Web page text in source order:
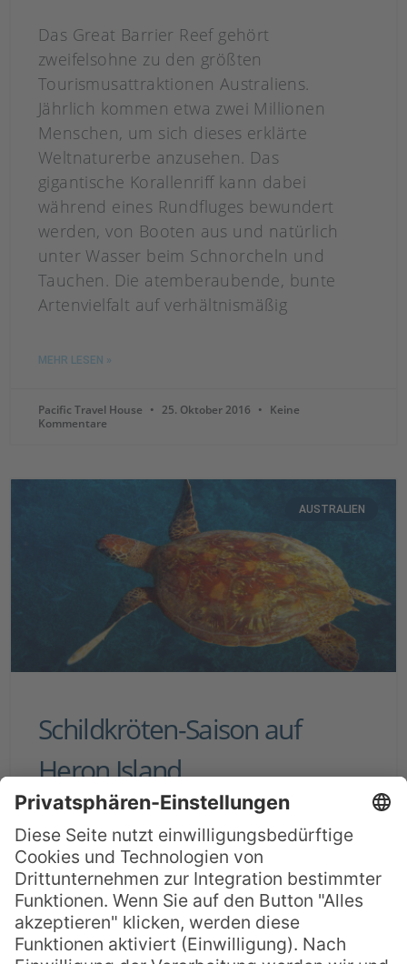
Das Great Barrier Reef gehört
zweifelsohne zu den größten
Tourismusattraktionen Australiens.
Jährlich kommen etwa zwei Millionen
Menschen, um sich dieses erklärte
Weltnaturerbe anzusehen. Das
gigantische Korallenriff kann dabei
während eines Rundfluges bewundert
werden, von Booten aus und natürlich
unter Wasser beim Schnorcheln und
Tauchen. Die atemberaubende, bunte
Artenvielfalt auf verhältnismäßig
MEHR LESEN »
Pacific Travel House 25. Oktober 2016
Keine
Kommentare
AUSTRALIEN
Schildkröten-Saison auf
Heron Island
Alljährlich wird Heron Island Schauplatz
eines der schönsten Naturereignisse der
Welt. Von September bis März jeden
Jahres kommen hunderte Schildkröten
verschiedenster Arten zurück an die
Strände von Heron Island, um dort zu